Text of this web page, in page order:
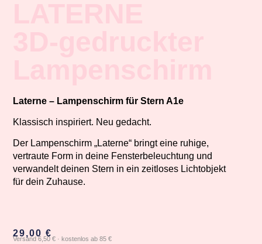
Laterne – Lampenschirm für Stern A1e
Klassisch inspiriert. Neu gedacht.
Der Lampenschirm „Laterne“ bringt eine ruhige,
vertraute Form in deine Fensterbeleuchtung und
verwandelt deinen Stern in ein zeitloses Lichtobjekt
für dein Zuhause.
29,00€
Versand 6,50 € · kostenlos ab 85 €